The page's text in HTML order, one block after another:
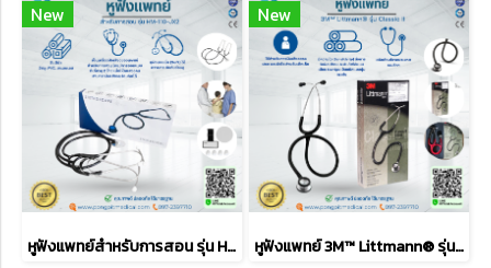
New
หูฟังแพทย์สำหรับการสอน รุ่น HM-110-JX2
New
หูฟังแพทย์ 3M™ Littmann® รุ่น Classic II